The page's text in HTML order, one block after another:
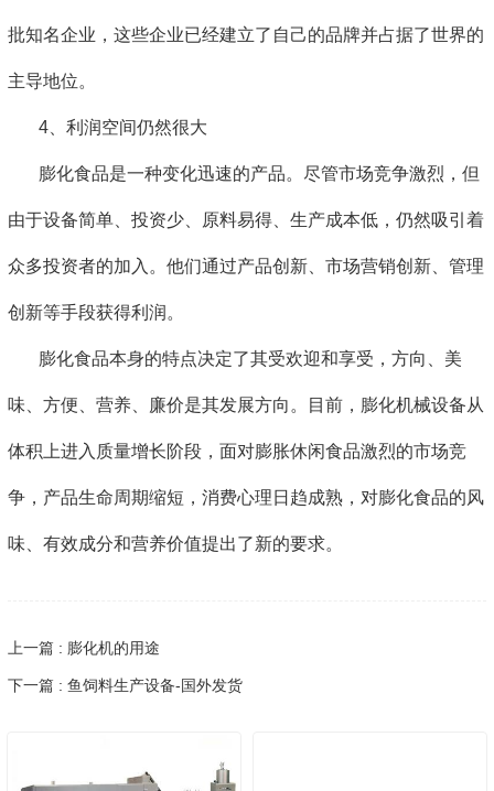
批知名企业，这些企业已经建立了自己的品牌并占据了世界的
主导地位。
4、利润空间仍然很大
膨化食品是一种变化迅速的产品。尽管市场竞争激烈，但
由于设备简单、投资少、原料易得、生产成本低，仍然吸引着
众多投资者的加入。他们通过产品创新、市场营销创新、管理
创新等手段获得利润。
膨化食品本身的特点决定了其受欢迎和享受，方向、美
味、方便、营养、廉价是其发展方向。目前，膨化机械设备从
体积上进入质量增长阶段，面对膨胀休闲食品激烈的市场竞
争，产品生命周期缩短，消费心理日趋成熟，对膨化食品的风
味、有效成分和营养价值提出了新的要求。
上一篇 : 膨化机的用途
下一篇 : 鱼饲料生产设备-国外发货